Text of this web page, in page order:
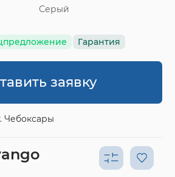
Серый
Гарантия
заявку
Чебоксары